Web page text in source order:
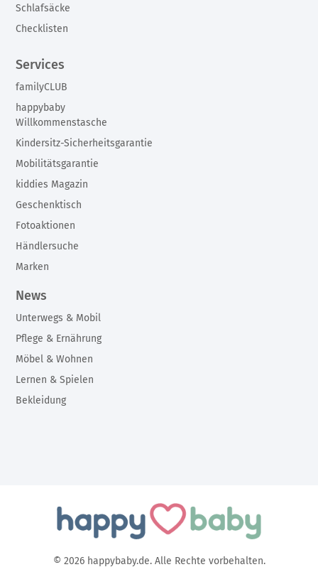
Schlafsäcke
Checklisten
Services
familyCLUB
happybaby
Willkommenstasche
Kindersitz-Sicherheitsgarantie
Mobilitätsgarantie
kiddies Magazin
Geschenktisch
Fotoaktionen
Händlersuche
Marken
News
Unterwegs & Mobil
Pflege & Ernährung
Möbel & Wohnen
Lernen & Spielen
Bekleidung
© 2026 happybaby.de. Alle Rechte vorbehalten.